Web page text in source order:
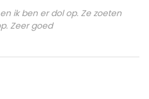
ik ben er dol op. Ze zoeten
Zeer goed